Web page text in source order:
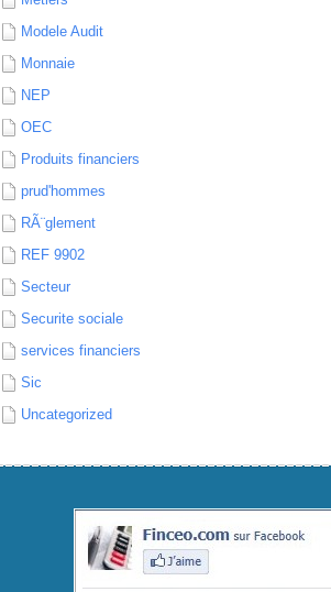
Modele Audit
Monnaie
NEP
OEC
Produits financiers
prud'hommes
RÃ¨glement
REF 9902
Secteur
Securite sociale
services financiers
Sic
Uncategorized